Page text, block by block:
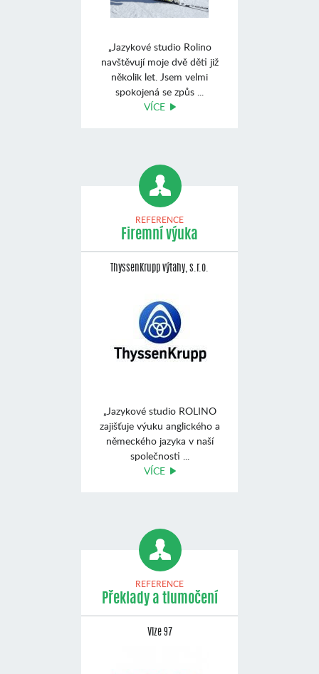
„Jazykové studio Rolino
navštěvují moje dvě děti již
několik let. Jsem velmi
spokojená se způs ...
VÍCE
REFERENCE
Firemní výuka
ThyssenKrupp výtahy, s.r.o.
„Jazykové studio ROLINO
zajišťuje výuku anglického a
německého jazyka v naší
společnosti ...
VÍCE
REFERENCE
Překlady a tlumočení
Vize 97